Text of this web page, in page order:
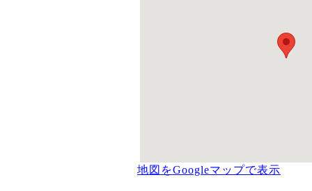
地図をGoogleマップで表示